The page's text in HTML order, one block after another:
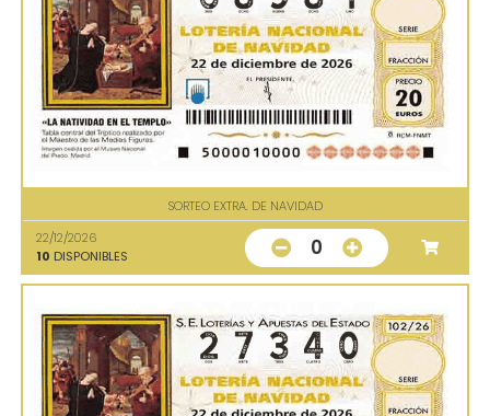
SORTEO EXTRA. DE NAVIDAD
22/12/2026
10 DISPONIBLES 0